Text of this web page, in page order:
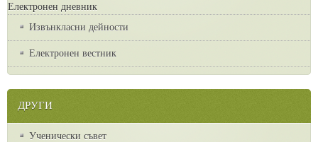
Електронен дневник
Извънкласни дейности
Електронен вестник
ДРУГИ
Ученически съвет